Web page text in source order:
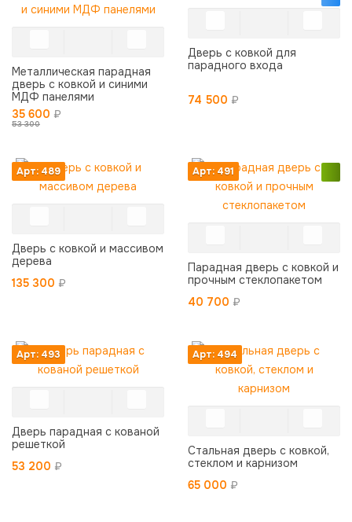
Металлическая парадная
дверь с ковкой и синими
МДФ панелями
35 600 ₽
53 300
Дверь с ковкой для
парадного входа
74 500 ₽
Арт: 489
Дверь с ковкой и массивом
дерева
135 300 ₽
Арт: 491
Парадная дверь с ковкой и
прочным стеклопакетом
40 700 ₽
Арт: 493
Дверь парадная с кованой
решеткой
53 200 ₽
Арт: 494
Стальная дверь с ковкой,
стеклом и карнизом
65 000 ₽